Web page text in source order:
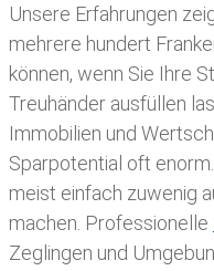
Unsere Erfahrungen
mehrere hundert
können, wenn Sie Ihre
Treuhänder ausfüllen
Immobilien und
Sparpotential oft
meist einfach zuwenig
machen. Professionelle
Zeglingen und